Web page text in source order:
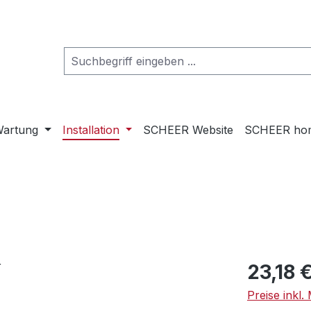
Installation SCHEER Website SCHEER
Regulärer
23,18 €
Preise inkl.